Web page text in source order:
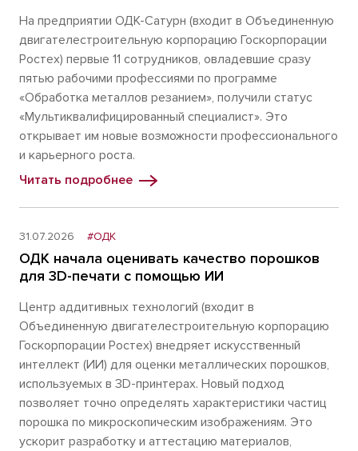
На предприятии ОДК-Сатурн (входит в Объединенную
двигателестроительную корпорацию Госкорпорации
Ростех) первые 11 сотрудников, овладевшие сразу
пятью рабочими профессиями по программе
«Обработка металлов резанием», получили статус
«Мультиквалифицированный специалист». Это
открывает им новые возможности профессионального
и карьерного роста.
Читать подробнее
31.07.2026 #ОДК
ОДК начала оценивать качество порошков
для 3D-печати с помощью ИИ
Центр аддитивных технологий (входит в
Объединенную двигателестроительную корпорацию
Госкорпорации Ростех) внедряет искусственный
интеллект (ИИ) для оценки металлических порошков,
используемых в 3D-принтерах. Новый подход
позволяет точно определять характеристики частиц
порошка по микроскопическим изображениям. Это
ускорит разработку и аттестацию материалов,